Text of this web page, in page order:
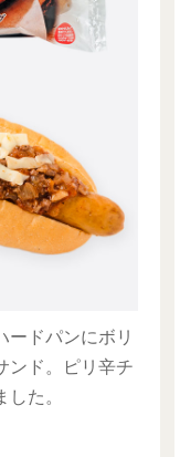
ードパンにボリ
ンド。ピリ辛チ
た。